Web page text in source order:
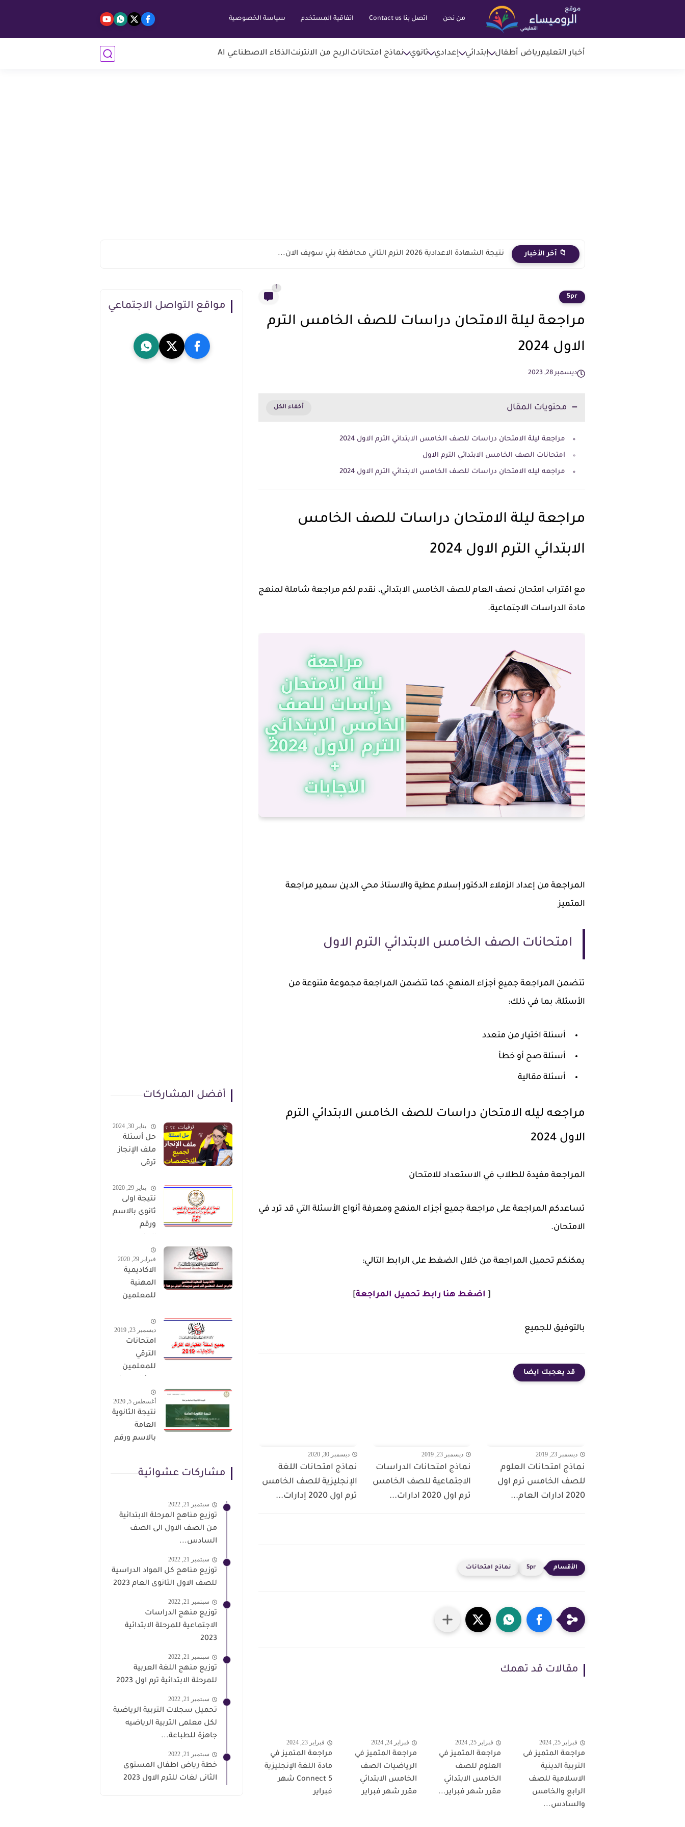
من نحن اتصل بنا Contact us اتفاقية المستخدم سياسة الخصوصية
أخبار التعليمرياض أطفال إبتدائي إعدادي ثانوي نماذج امتحاناتالربح من الانترنتالذكاء الاصطناعي AI
📁 آخر الأخبار نتيجة الشهادة الاعدادية 2026 الترم الثاني محافظة بني سويف الان...
5pr
1
مراجعة ليلة الامتحان دراسات للصف الخامس الترم
الاول 2024
ديسمبر 28, 2023
محتويات المقال
مراجعة ليلة الامتحان دراسات للصف الخامس الابتدائي الترم الاول 2024
امتحانات الصف الخامس الابتدائي الترم الاول
مراجعه ليله الامتحان دراسات للصف الخامس الابتدائي الترم الاول 2024
مراجعة ليلة الامتحان دراسات للصف الخامس
الابتدائي الترم الاول 2024
مع اقتراب امتحان نصف العام للصف الخامس الابتدائي، نقدم لكم مراجعة شاملة لمنهج
مادة الدراسات الاجتماعية.
المراجعة من إعداد الزملاء الدكتور إسلام عطية والاستاذ محي الدين سمير مراجعة
المتميز
امتحانات الصف الخامس الابتدائي الترم الاول
تتضمن المراجعة جميع أجزاء المنهج، كما تتضمن المراجعة مجموعة متنوعة من
الأسئلة، بما في ذلك:
أسئلة اختيار من متعدد
أسئلة صح أو خطأ
أسئلة مقالية
مراجعه ليله الامتحان دراسات للصف الخامس الابتدائي الترم
الاول 2024
المراجعة مفيدة للطلاب في الاستعداد للامتحان
تساعدكم المراجعة على مراجعة جميع أجزاء المنهج ومعرفة أنواع الأسئلة التي قد ترد في
الامتحان.
يمكنكم تحميل المراجعة من خلال الضغط على الرابط التالي:
اضغط هنا رابط تحميل المراجعة
بالتوفيق للجميع
قد يعجبك ايضا
ديسمبر 23, 2019
نماذج امتحانات العلوم
للصف الخامس ترم اول
2020 ادارات العام...
ديسمبر 23, 2019
نماذج امتحانات الدراسات
الاجتماعية للصف الخامس
ترم اول 2020 ادارات...
ديسمبر 30, 2020
نماذج امتحانات اللغة
الإنجليزية للصف الخامس
ترم اول 2020 إدارات...
5pr نماذج امتحانات
مقالات قد تهمك
فبراير 25, 2024
مراجعة المتميز فى
التربية الدينية
الاسلامية للصف
الرابع والخامس
والسادس...
فبراير 25, 2024
مراجعة المتميز في
العلوم للصف
الخامس الابتدائي
مقرر شهر فبراير...
فبراير 24, 2024
مراجعة المتميز في
الرياضيات الصف
الخامس الابتدائي
مقرر شهر فبراير
فبراير 23, 2024
مراجعة المتميز في
مادة اللغة الإنجليزية
Connect 5 شهر
فبراير
مواقع التواصل الاجتماعي
أفضل المشاركات
يناير 30, 2024
حل أسئلة
ملف الإنجاز
ترقى
2024 صالح
لجميع
التخصصات
يناير 29, 2020
نتيجة اولى
ثانوى بالاسم
ورقم
موقع وزارة
التربية
والتعليم
وموقع LMS
فبراير 29, 2020
الاكاديمية
المهنية
للمعلمين
عن اسماء
المعلمين
لتدريبات
ديسمبر 23, 2019
امتحانات
الترقي
للمعلمين
حمل من هنا
أغسطس 5, 2020
نتيجة الثانوية
العامة
بالاسم ورقم
مشاركات عشوائية
سبتمبر 21, 2022
توزيع مناهج المرحلة الابتدائية
من الصف الاول الى الصف
السادس...
سبتمبر 21, 2022
توزيع مناهج كل المواد الدراسية
للصف الاول الثانوى العام 2023
سبتمبر 21, 2022
توزيع منهج الدراسات
الاجتماعية للمرحلة الابتدائية
2023
سبتمبر 21, 2022
توزيع منهج اللغة العربية
للمرحلة الابتدائية ترم اول 2023
سبتمبر 21, 2022
تحميل سجلات التربية الرياضية
لكل معلمى التربية الرياضيه
جاهزة للطباعة...
سبتمبر 21, 2022
خطة رياض اطفال المستوى
الثانى لغات للترم الاول 2023